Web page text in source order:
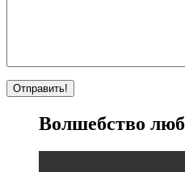
Волшебство